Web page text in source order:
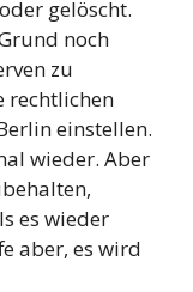
gelöscht.
noch
zu
rechtlichen
einstellen.
wieder. Aber
es wieder
aber, es wird